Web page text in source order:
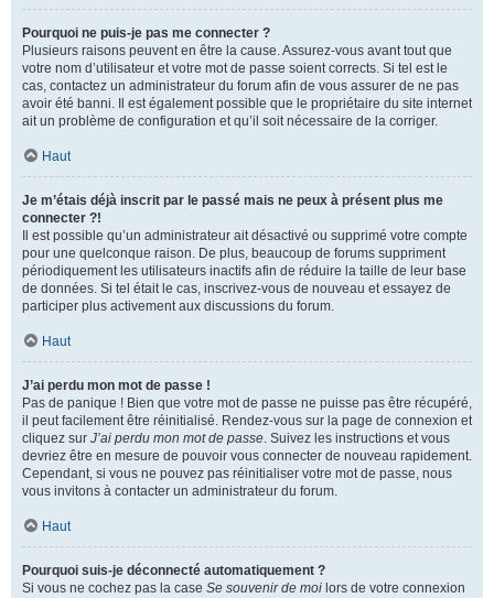
Pourquoi ne puis-je pas me connecter ?
Plusieurs raisons peuvent en être la cause. Assurez-vous avant tout que
votre nom d’utilisateur et votre mot de passe soient corrects. Si tel est le
cas, contactez un administrateur du forum afin de vous assurer de ne pas
avoir été banni. Il est également possible que le propriétaire du site internet
ait un problème de configuration et qu’il soit nécessaire de la corriger.
Haut
Je m’étais déjà inscrit par le passé mais ne peux à présent plus me
connecter ?!
Il est possible qu’un administrateur ait désactivé ou supprimé votre compte
pour une quelconque raison. De plus, beaucoup de forums suppriment
périodiquement les utilisateurs inactifs afin de réduire la taille de leur base
de données. Si tel était le cas, inscrivez-vous de nouveau et essayez de
participer plus activement aux discussions du forum.
Haut
J’ai perdu mon mot de passe !
Pas de panique ! Bien que votre mot de passe ne puisse pas être récupéré,
il peut facilement être réinitialisé. Rendez-vous sur la page de connexion et
cliquez sur J’ai perdu mon mot de passe. Suivez les instructions et vous
devriez être en mesure de pouvoir vous connecter de nouveau rapidement.
Cependant, si vous ne pouvez pas réinitialiser votre mot de passe, nous
vous invitons à contacter un administrateur du forum.
Haut
Pourquoi suis-je déconnecté automatiquement ?
Si vous ne cochez pas la case Se souvenir de moi lors de votre connexion